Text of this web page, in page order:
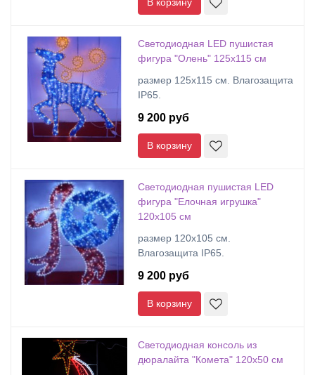
Светодиодная LED пушистая
фигура "Олень" 125х115 см
размер 125х115 см. Влагозащита
IP65.
9 200 руб
В корзину
Светодиодная пушистая LED
фигура "Елочная игрушка"
120х105 см
размер 120х105 см.
Влагозащита IP65.
9 200 руб
В корзину
Светодиодная консоль из
дюралайта "Комета" 120х50 см